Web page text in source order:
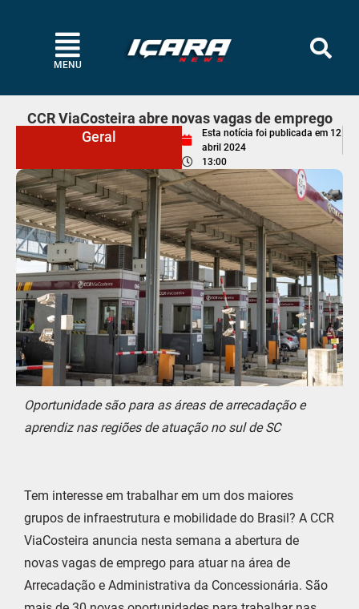
MENU
CCR ViaCosteira abre novas vagas de emprego
Geral
Esta notícia foi publicada em 12
abril 2024
13:00
Oportunidade são para as áreas de arrecadação e
aprendiz nas regiões de atuação no sul de SC
Tem interesse em trabalhar em um dos maiores
grupos de infraestrutura e mobilidade do Brasil? A CCR
ViaCosteira anuncia nesta semana a abertura de
novas vagas de emprego para atuar na área de
Arrecadação e Administrativa da Concessionária. São